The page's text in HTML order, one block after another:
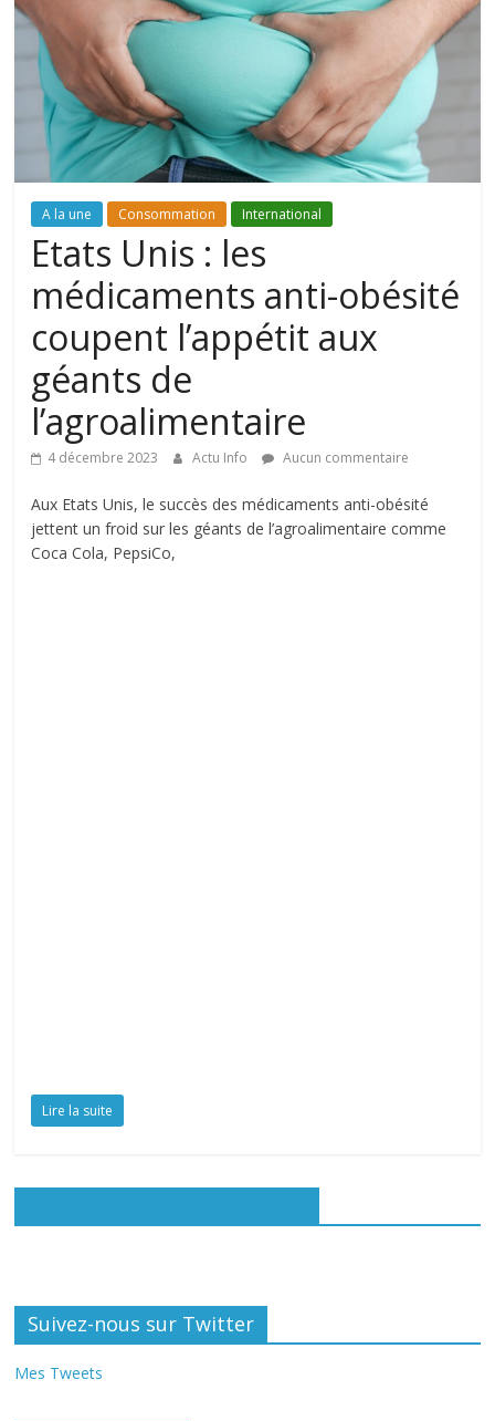
A la une Consommation International
Etats Unis : les
médicaments anti-obésité
coupent l’appétit aux
géants de
l’agroalimentaire
4 décembre 2023 Actu Info Aucun commentaire
Aux Etats Unis, le succès des médicaments anti-obésité
jettent un froid sur les géants de l’agroalimentaire comme
Coca Cola, PepsiCo,
Lire la suite
Suivez-nous sur Twitter
Mes Tweets